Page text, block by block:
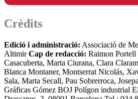
Crèdits
Edició i administració: Associació de
AltimirCap de redacció: Raimon Portell
Casacuberta, Marta Ciurana, Clara
Blanca Montaner, Montserrat Nicolás,
Sala, Marta Secall, Pau Sobrerroca,
Gráficas Gómez BOJ Polígon industrial